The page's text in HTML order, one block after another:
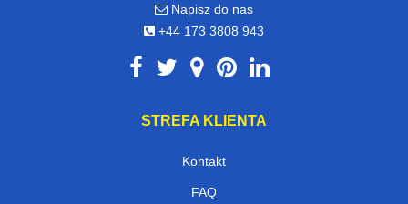
Napisz do nas
+44 173 3808 943
STREFA KLIENTA
Kontakt
FAQ